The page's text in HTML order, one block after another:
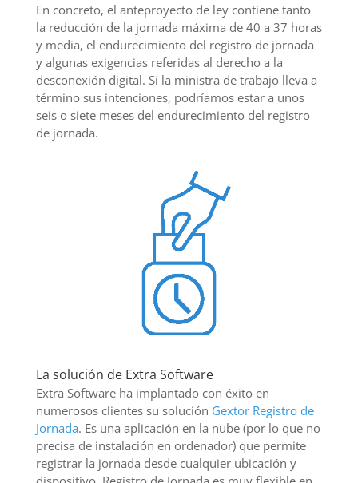
En concreto, el anteproyecto de ley contiene tanto
la reducción de la jornada máxima de 40 a 37 horas
y media, el endurecimiento del registro de jornada
y algunas exigencias referidas al derecho a la
desconexión digital. Si la ministra de trabajo lleva a
término sus intenciones, podríamos estar a unos
seis o siete meses del endurecimiento del registro
de jornada.
La solución de Extra Software
Extra Software ha implantado con éxito en
numerosos clientes su solución Gextor Registro de
Jornada. Es una aplicación en la nube (por lo que no
precisa de instalación en ordenador) que permite
registrar la jornada desde cualquier ubicación y